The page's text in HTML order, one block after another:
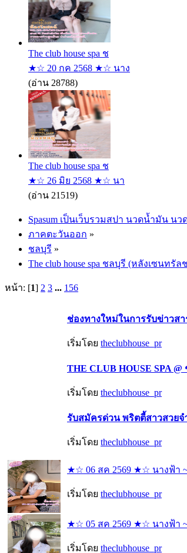
The club house spa ช
★☆ 20 กค 2568 ★☆ นาง
(อ่าน 28788)
The club house spa ช
★☆ 26 มิย 2568 ★☆ นา
(อ่าน 21519)
Spasum เป็นเว็บรวมสปา นวดน้ำมัน
ภาคตะวันออก »
ชลบุรี »
The club house spa ชลบุรี (หลังเซนทรัล
หน้า: [1] 2 3 ... 156
ช่องทางใหม่ในการรับข่าวส
เริ่มโดย theclubhouse_pr
THE CLUB HOUSE SPA @
เริ่มโดย theclubhouse_pr
รับสมัครด่วน พริตตี้สาวสวยจ
เริ่มโดย theclubhouse_pr
★☆ 06 สค 2569 ★☆ นางฟ้า
เริ่มโดย theclubhouse_pr
★☆ 05 สค 2569 ★☆ นางฟ้า
เริ่มโดย theclubhouse_pr